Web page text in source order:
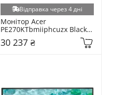
Відправка через 4 дні
Монітор Acer
PE270KTbmiiphcuzx Black
30 237 ₴